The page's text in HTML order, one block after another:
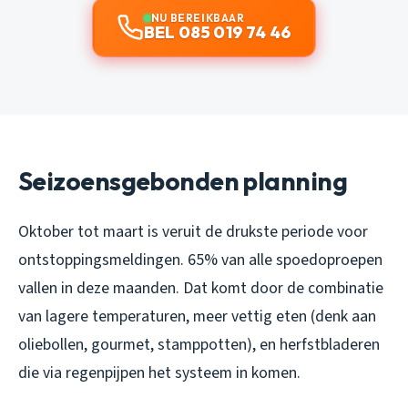
NU BEREIKBAAR
BEL 085 019 74 46
Seizoensgebonden planning
Oktober tot maart is veruit de drukste periode voor
ontstoppingsmeldingen. 65% van alle spoedoproepen
vallen in deze maanden. Dat komt door de combinatie
van lagere temperaturen, meer vettig eten (denk aan
oliebollen, gourmet, stamppotten), en herfstbladeren
die via regenpijpen het systeem in komen.